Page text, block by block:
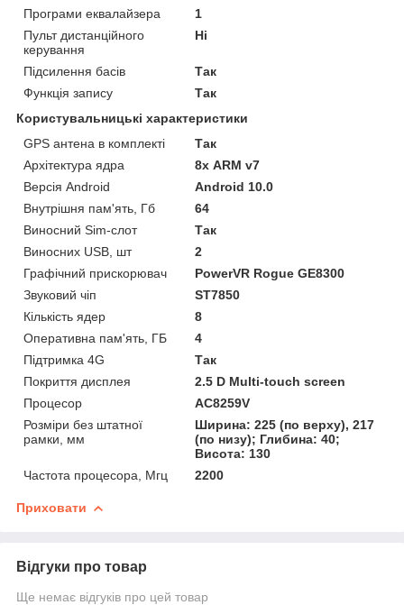
Програми еквалайзера
1
Пульт дистанційного
керування
Ні
Підсилення басів
Так
Функція запису
Так
Користувальницькі характеристики
GPS антена в комплекті
Так
Архітектура ядра
8х ARM v7
Версія Android
Android 10.0
Внутрішня пам'ять, Гб
64
Виносний Sim-слот
Так
Виносних USB, шт
2
Графічний прискорювач
PowerVR Rogue GE8300
Звуковий чіп
ST7850
Кількість ядер
8
Оперативна пам'ять, ГБ
4
Підтримка 4G
Так
Покриття дисплея
2.5 D Multi-touch screen
Процесор
AC8259V
Розміри без штатної
рамки, мм
Ширина: 225 (по верху), 217
(по низу); Глибина: 40;
Висота: 130
Частота процесора, Мгц
2200
Приховати
Відгуки про товар
Ще немає відгуків про цей товар